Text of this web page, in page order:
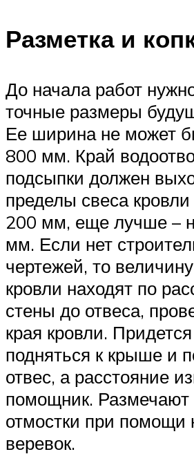
Разметка и
До начала работ
точные размеры
Ее ширина не может
800 мм. Край
подсыпки должен
пределы свеса
200 мм, еще лучше –
мм. Если нет
чертежей, то
кровли находят по
стены до отвеса,
края кровли.
подняться к крыше и
отвес, а расстояние
помощник. Размечают
отмостки при помощи
веревок.